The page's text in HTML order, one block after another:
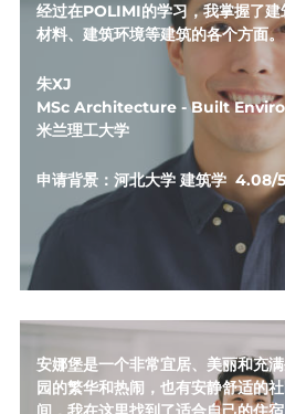
经过在POLIMI的学习，我掌握了
材料、建筑环境等建筑的各个方面。
朱XJ
MSc Architecture - Built
米兰理工大学
申请背景：河北大学 建筑学  4.08/
安娜堡是一个非常宜居、美丽和充
园的繁华和热闹，也有安静舒适的